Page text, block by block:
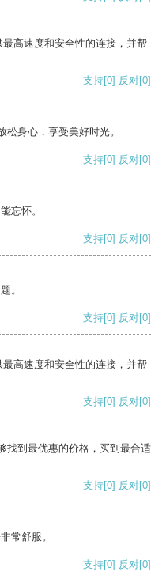
高速度和安全性的连接，并帮
支持[0] 反对[0]
身心，享受美好时光。
支持[0] 反对[0]
忘怀。
支持[0] 反对[0]
。
支持[0] 反对[0]
高速度和安全性的连接，并帮
支持[0] 反对[0]
找到最优惠的价格，买到最合适
支持[0] 反对[0]
常舒服。
支持[0] 反对[0]